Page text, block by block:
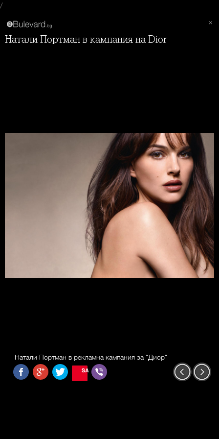
/
Натали Портман в кампания на Dior
Натали Портман в рекламна кампания за "Диор"
SAVE